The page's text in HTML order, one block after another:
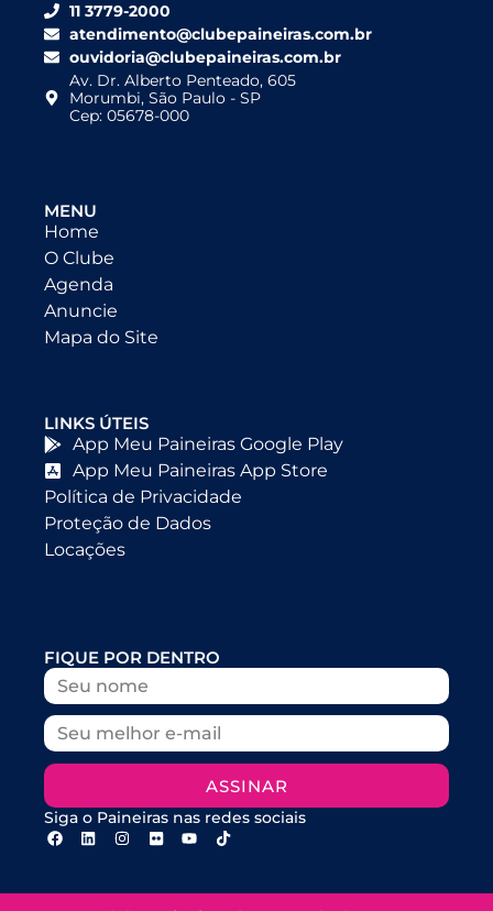
11 3779-2000
atendimento@clubepaineiras.com.br
ouvidoria@clubepaineiras.com.br
Av. Dr. Alberto Penteado, 605
Morumbi, São Paulo - SP
Cep: 05678-000
MENU
Home
O Clube
Agenda
Anuncie
Mapa do Site
LINKS ÚTEIS
App Meu Paineiras Google Play
App Meu Paineiras App Store
Política de Privacidade
Proteção de Dados
Locações
FIQUE POR DENTRO
ASSINAR
Siga o Paineiras nas redes sociais